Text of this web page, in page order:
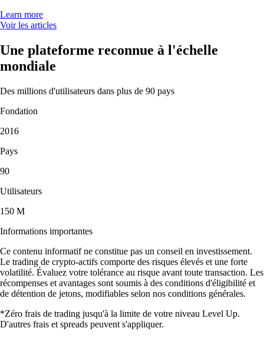
Learn more
Voir les articles
Une plateforme reconnue à l'échelle
mondiale
Des millions d'utilisateurs dans plus de 90 pays
Fondation
2016
Pays
90
Utilisateurs
150 M
Informations importantes
Ce contenu informatif ne constitue pas un conseil en investissement.
Le trading de crypto-actifs comporte des risques élevés et une forte
volatilité. Évaluez votre tolérance au risque avant toute transaction. Les
récompenses et avantages sont soumis à des conditions d'éligibilité et
de détention de jetons, modifiables selon nos conditions générales.
*Zéro frais de trading jusqu'à la limite de votre niveau Level Up.
D'autres frais et spreads peuvent s'appliquer.